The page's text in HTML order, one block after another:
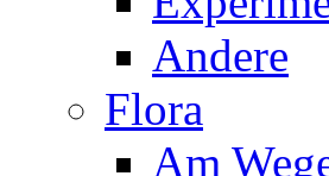
Andere
Flora
Am